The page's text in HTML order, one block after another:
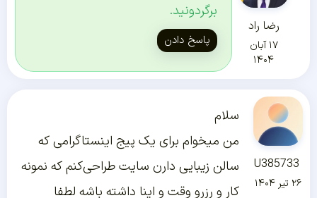
رضا راد
۱۷ آبان
۱۴۰۴
برگردونید.
پاسخ دادن
U385733
۲۶ تیر ۱۴۰۴
سلام
من میخوام برای یک پیج اینستاگرامی که
سالن زیبایی دارن سایت طراحی‌کنم که نمونه
کار و رزرو وقت و اینا داشته باشه لطفا